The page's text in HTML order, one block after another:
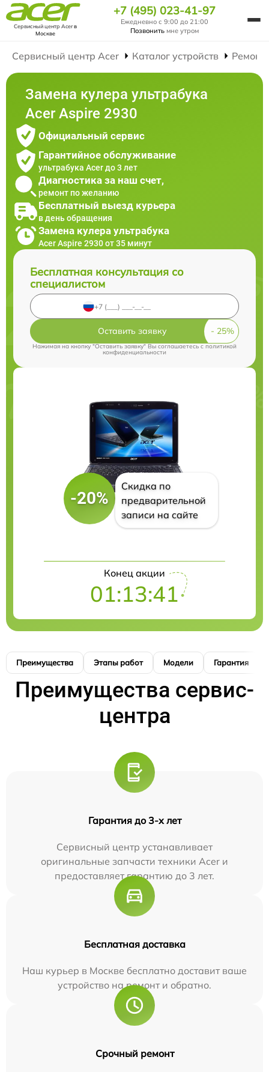
Сервисный центр Acerв
Москве
+7 (495) 023-41-97
Ежедневно с 9:00 до 21:00
Позвонить мне утром
Сервисный центр Acer Каталог устройств Ремонт
Замена кулера ультрабука
Acer Aspire 2930
Официальный сервис
Гарантийное обслуживание
ультрабука Acer до 3 лет
Диагностика за наш счет,
ремонт по желанию
Бесплатный выезд курьера
в день обращения
Замена кулера ультрабука
Acer Aspire 2930 от 35 минут
Бесплатная консультация со
специалистом
Оставить заявку
Нажимая на кнопку "Оставить заявку" Вы соглашаетесь cполитикой
конфиденциальности
-20%
Скидка по
предварительной
записи на сайте
Конец акции
01:13:41
Преимущества Этапы работ Модели Гарантия
Преимущества сервис-
центра
Гарантия до 3-х лет
Сервисный центр устанавливает
оригинальные запчасти техники Acer и
предоставляет гарантию до 3 лет.
Бесплатная доставка
Наш курьер в Москве бесплатно доставит ваше
устройство на ремонт и обратно.
Срочный ремонт